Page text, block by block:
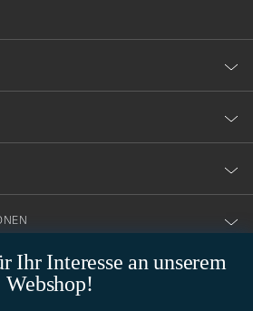
Ihr Interesse an unserem
Webshop!